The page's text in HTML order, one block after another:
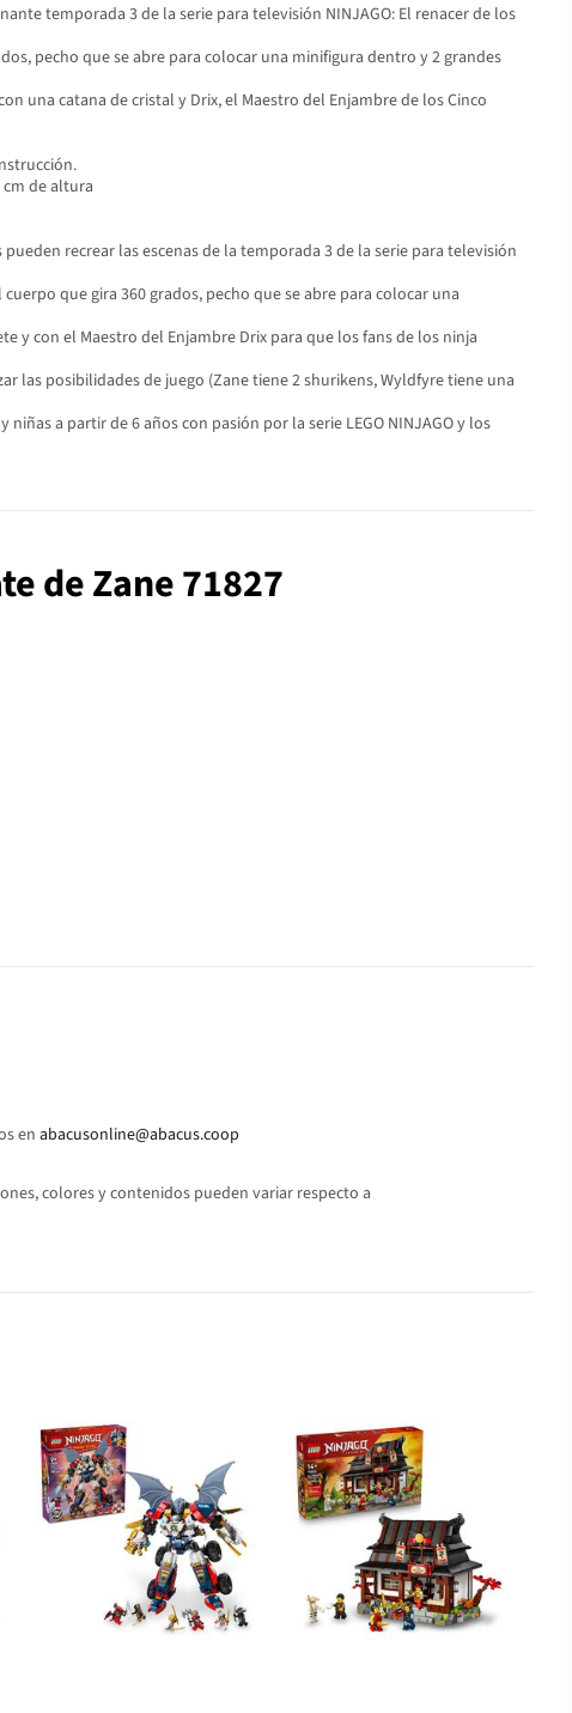
temporada 3 de la serie para televisión NINJAGO: El renacer de los
pecho que se abre para colocar una minifigura dentro y 2 grandes
una catana de cristal y Drix, el Maestro del Enjambre de los Cinco
de altura
recrear las escenas de la temporada 3 de la serie para televisión
que gira 360 grados, pecho que se abre para colocar una
y con el Maestro del Enjambre Drix para que los fans de los ninja
las posibilidades de juego (Zane tiene 2 shurikens, Wyldfyre tiene una
a partir de 6 años con pasión por la serie LEGO NINJAGO y los
de Zane 71827
en abacusonline@abacus.coop
colores y contenidos pueden variar respecto a